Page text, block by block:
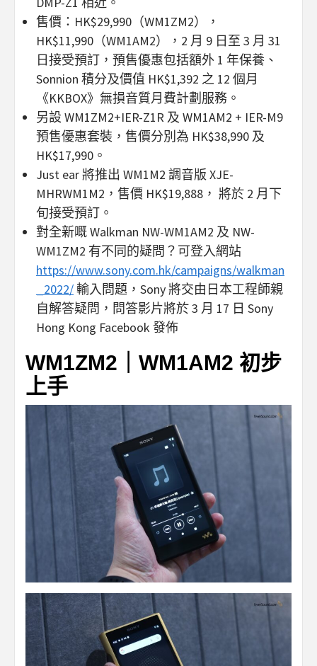
售價：HK$29,990（WM1ZM2），
HK$11,990（WM1AM2），2 月 9 日至 3 月 31
日接受預訂，預售優惠包括額外 1 年保養、
Sonnion 積分及價值 HK$1,392 之 12 個月
《KKBOX》無損音質月費計劃服務。
另設 WM1ZM2+IER-Z1R 及 WM1AM2 + IER-M9
預售優惠套裝，售價分別為 HK$38,990 及
HK$17,990。
Just ear 將推出 WM1M2 調音版 XJE-
MHRWM1M2，售價 HK$19,888， 將於 2 月下
旬接受預訂。
對全新嘅 Walkman NW-WM1AM2 及 NW-
WM1ZM2 有不同的疑問？可登入網站
https://www.sony.com.hk/campaigns/walkman
_2022/輸入問題，Sony 將交由日本工程師親
自解答疑問，問答影片將於 3 月 17 日 Sony
Hong Kong Facebook 發佈
WM1ZM2｜WM1AM2 初步
上手